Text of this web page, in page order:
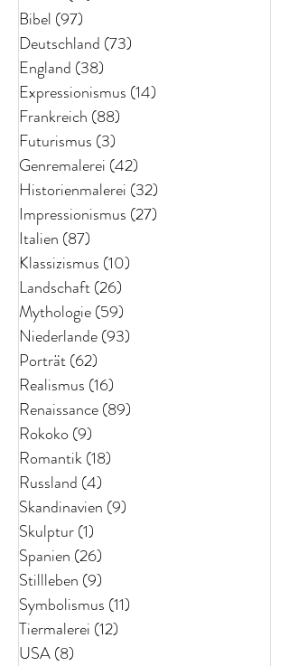
Bibel (97)
Deutschland (73)
England (38)
Expressionismus (14)
Frankreich (88)
Futurismus (3)
Genremalerei (42)
Historienmalerei (32)
Impressionismus (27)
Italien (87)
Klassizismus (10)
Landschaft(26)
Mythologie(59)
Niederlande(93)
Porträt(62)
Realismus (16)
Renaissance(89)
Rokoko (9)
Romantik(18)
Russland (4)
Skandinavien (9)
Skulptur(1)
Spanien (26)
Stillleben (9)
Symbolismus (11)
Tiermalerei (12)
USA(8)